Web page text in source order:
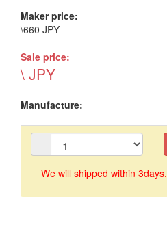
Maker price:
\660 JPY
Sale price:
\ JPY
Manufacture:
We will shipped within 3days.